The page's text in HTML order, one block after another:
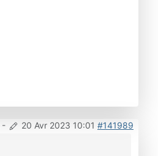
- 20 Avr 2023 10:01 #141989